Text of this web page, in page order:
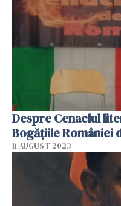
Despre Cenaclul
Bogățiile României
11 AUGUST 2023